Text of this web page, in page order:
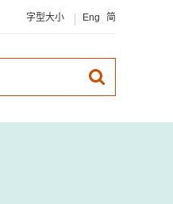
字型大小 Eng 简